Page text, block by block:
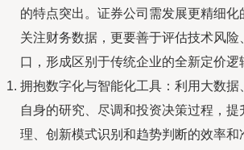
的特点突出。证券公司需发展更精细
关注财务数据，更要善于评估技术风险
口，形成区别于传统企业的全新定价逻
拥抱数字化与智能化工具：利用大数
自身的研究、尽调和投资决策过程，
理、创新模式识别和趋势判断的效率